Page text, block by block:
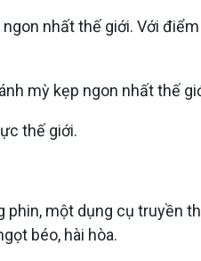
nhất thế giới. Với
mỳ kẹp ngon nhất thế
thế giới.
một dụng cụ truyền
béo, hài hòa.